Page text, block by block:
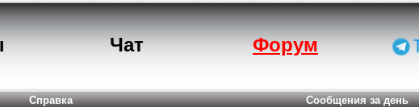
Чат Форум
Справка Сообщения за день